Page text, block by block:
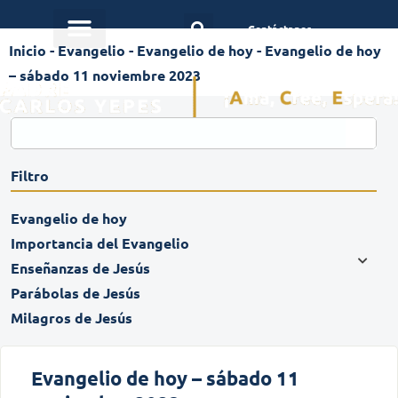
Contáctanos
Inicio - Evangelio - Evangelio de hoy- Evangelio de hoy
– sábado 11 noviembre 2023
Filtro
Evangelio de hoy
Importancia del Evangelio
Enseñanzas de Jesús
Parábolas de Jesús
Milagros de Jesús
Evangelio de hoy – sábado 11